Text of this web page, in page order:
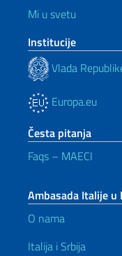
Mi u svetu
Institucije
Vlada
Europa.eu
Česta pitanja
Faqs – MAECI
Ambasada Italije u
O nama
Italija i Srbija